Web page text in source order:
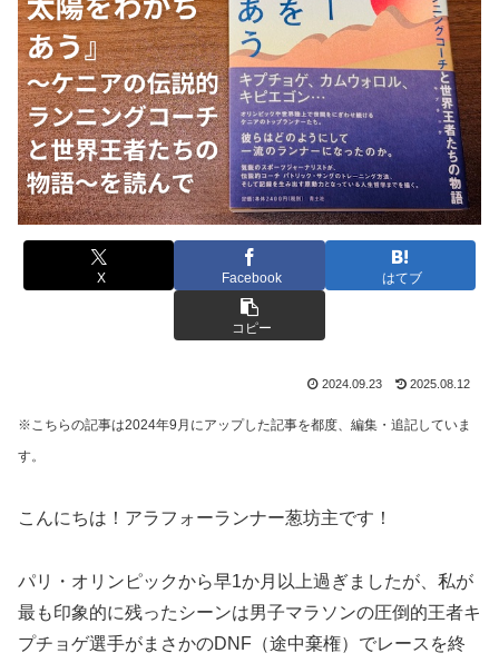
X Facebook はてブ
コピー
2024.09.23 2025.08.12
※こちらの記事は2024年9月にアップした記事を都度、編集・追記していま
す。
こんにちは！アラフォーランナー葱坊主です！
パリ・オリンピックから早1か月以上過ぎましたが、私が
最も印象的に残ったシーンは男子マラソンの圧倒的王者キ
プチョゲ選手がまさかのDNF（途中棄権）でレースを終